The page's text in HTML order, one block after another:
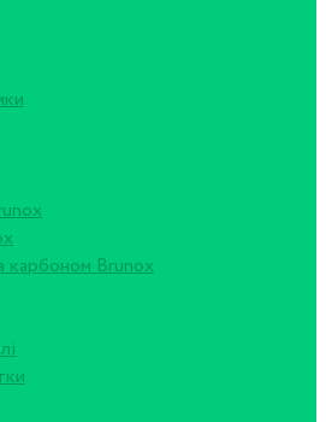
карбоном Brunox